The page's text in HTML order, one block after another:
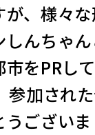
、様々な
しんちゃ
市をPRし
参加され
ございま